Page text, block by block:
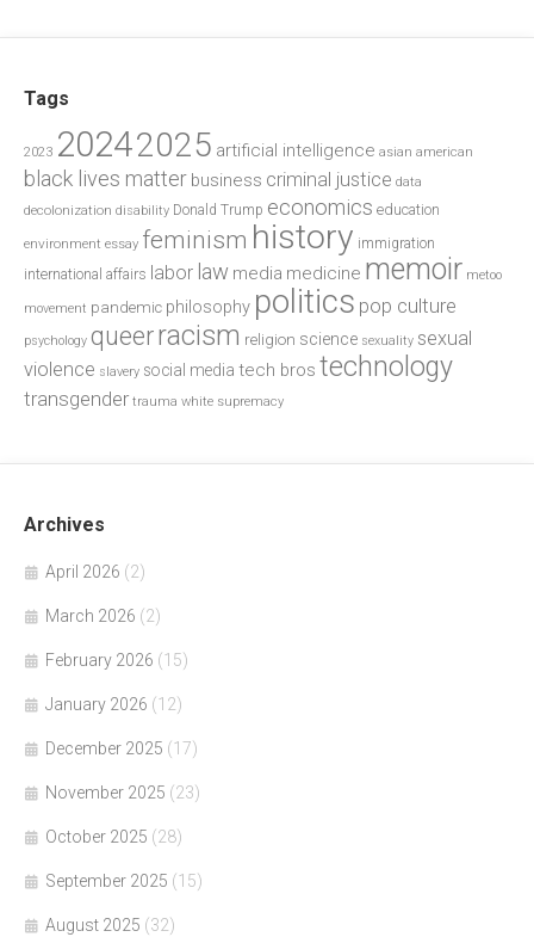
Tags
2023 20242025 artificial intelligence asian american
black lives matter business criminal justice data
decolonization disability Donald Trump economics education
environment essay feminism history immigration
international affairs labor law media medicine memoir metoo
movement pandemic philosophy politics pop culture
psychology queerracism religion science sexuality sexual
violence slavery social media tech bros technology
transgender trauma white supremacy
Archives
April 2026 (2)
March 2026 (2)
February 2026 (15)
January 2026 (12)
December 2025 (17)
November 2025 (23)
October 2025 (28)
September 2025 (15)
August 2025 (32)